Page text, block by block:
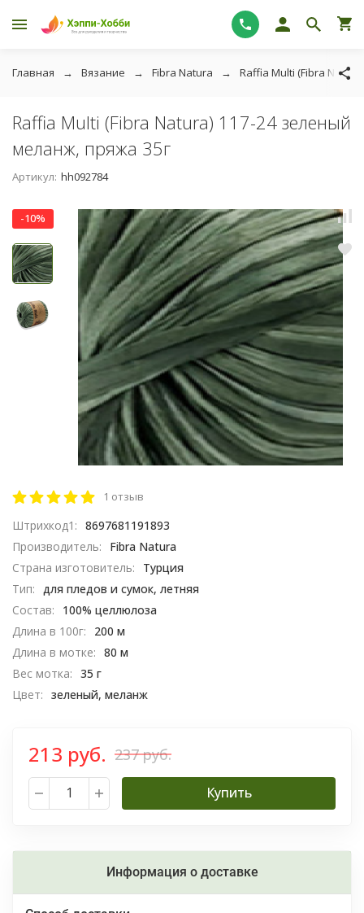
Главная Вязание Fibra Natura Raffia Multi (Fibra Natura)
Raffia Multi (Fibra Natura) 117-24 зеленый
меланж, пряжа 35г
Артикул: hh092784
-10%
1 отзыв
Штрихкод1: 8697681191893
Производитель:
Fibra Natura
Страна изготовитель:
Турция
Тип: для пледов и сумок, летняя
Состав:
100% целлюлоза
Длина в 100г:
200 м
Длина в мотке: 80 м
Вес мотка: 35 г
Цвет: зеленый, меланж
213 руб. 237 руб.
Купить
Информация о доставке